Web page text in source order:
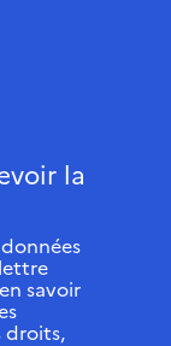
la
savoir
droits,